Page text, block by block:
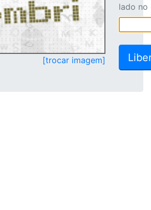
[trocar imagem]
lado no